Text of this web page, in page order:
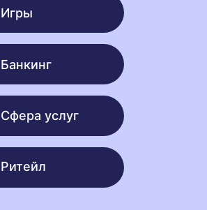
Сфера услуг
Гейминг
Ритейл
Банкинг
Игры
Банкинг
Сфера услуг
Ритейл